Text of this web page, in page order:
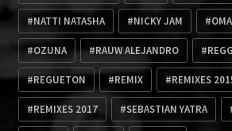
NATTI NATASHA NICKY JAM
OZUNA RAUW ALEJANDRO
REGUETON REMIX REMIXES
REMIXES 2017 SEBASTIAN YATRA